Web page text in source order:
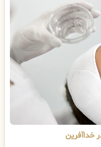
خداآفرین